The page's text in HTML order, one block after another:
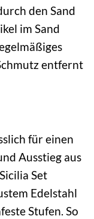
den Sand
im Sand
entfernt
für einen
Ausstieg aus
Set
Edelstahl
Stufen. So